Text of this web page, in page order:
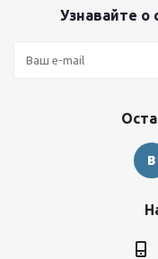
Узнавайте о